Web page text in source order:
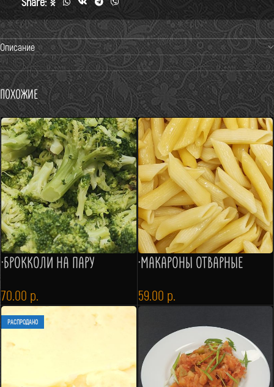
Описание
Похожие
·БРОККОЛИ НА ПАРУ
70.00 р.
·МАКАРОНЫ ОТВАРНЫЕ
59.00 р.
РАСПРОДАНО